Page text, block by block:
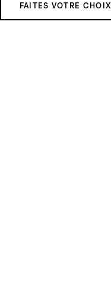
FAITES VOTRE CHOIX